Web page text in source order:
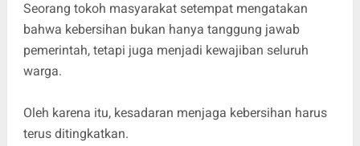
Seorang tokoh masyarakat setempat mengatakan
bahwa kebersihan bukan hanya tanggung jawab
pemerintah, tetapi juga menjadi kewajiban seluruh
warga.
Oleh karena itu, kesadaran menjaga kebersihan harus
terus ditingkatkan.